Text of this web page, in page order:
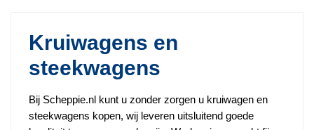
Kruiwagens en
steekwagens
Bij Scheppie.nl kunt u zonder zorgen u kruiwagen en
steekwagens kopen, wij leveren uitsluitend goede